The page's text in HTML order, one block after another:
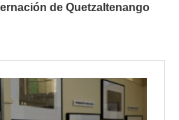
de Quetzaltenango